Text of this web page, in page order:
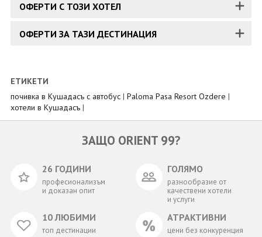
ОФЕРТИ С ТОЗИ ХОТЕЛ
ОФЕРТИ ЗА ТАЗИ ДЕСТИНАЦИЯ
ЕТИКЕТИ
почивка в Кушадасъ с автобус | Paloma Pasa Resort Ozdere |
хотели в Кушадасъ |
ЗАЩО ORIENT 99?
26 ГОДИНИ
професионализъм
и доказан опит
ГОЛЯМО
разнообразие от
качествени хотели
и услуги
10 ЛЮБИМИ
топ дестинации
АТРАКТИВНИ
цени без конкуренция